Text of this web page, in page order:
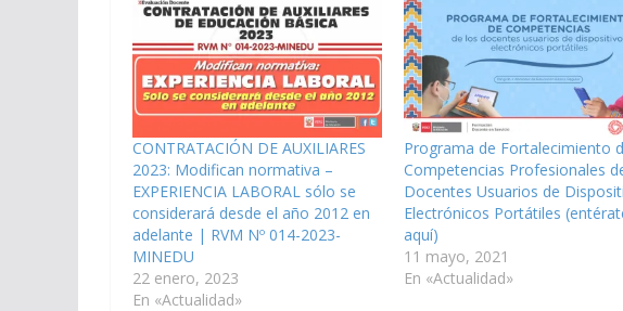
CONTRATACIÓN DE AUXILIARES
2023: Modifican normativa –
EXPERIENCIA LABORAL sólo se
considerará desde el año 2012 en
adelante | RVM Nº 014-2023-
MINEDU
22 enero, 2023
En «Actualidad»
Programa de Fortalecimiento
Competencias Profesionales
Docentes Usuarios de
Electrónicos Portátiles
aquí)
11 mayo, 2021
En «Actualidad»